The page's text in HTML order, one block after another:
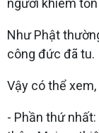
người khiêm
Như Phật
công đức đã tu.
Vậy có thể
- Phần thứ